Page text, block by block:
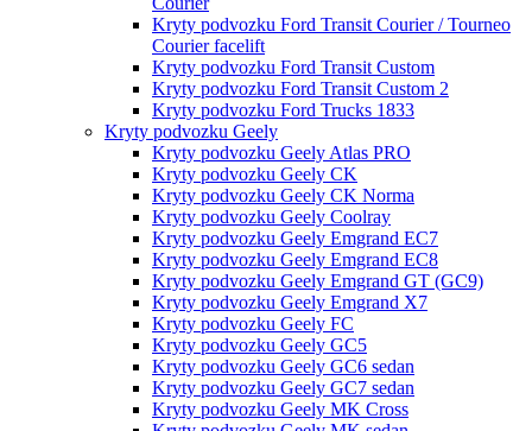
Kryty podvozku Ford Transit Courier / Tourneo
Courier facelift
Kryty podvozku Ford Transit Custom
Kryty podvozku Ford Transit Custom 2
Kryty podvozku Ford Trucks 1833
Kryty podvozku Geely
Kryty podvozku Geely Atlas PRO
Kryty podvozku Geely CK
Kryty podvozku Geely CK Norma
Kryty podvozku Geely Coolray
Kryty podvozku Geely Emgrand EC7
Kryty podvozku Geely Emgrand EC8
Kryty podvozku Geely Emgrand GT (GC9)
Kryty podvozku Geely Emgrand X7
Kryty podvozku Geely FC
Kryty podvozku Geely GC5
Kryty podvozku Geely GC6 sedan
Kryty podvozku Geely GC7 sedan
Kryty podvozku Geely MK Cross